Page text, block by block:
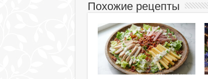
Похожие рецепты